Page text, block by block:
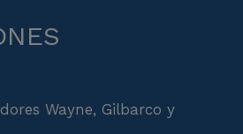
Wayne, Gilbarco y